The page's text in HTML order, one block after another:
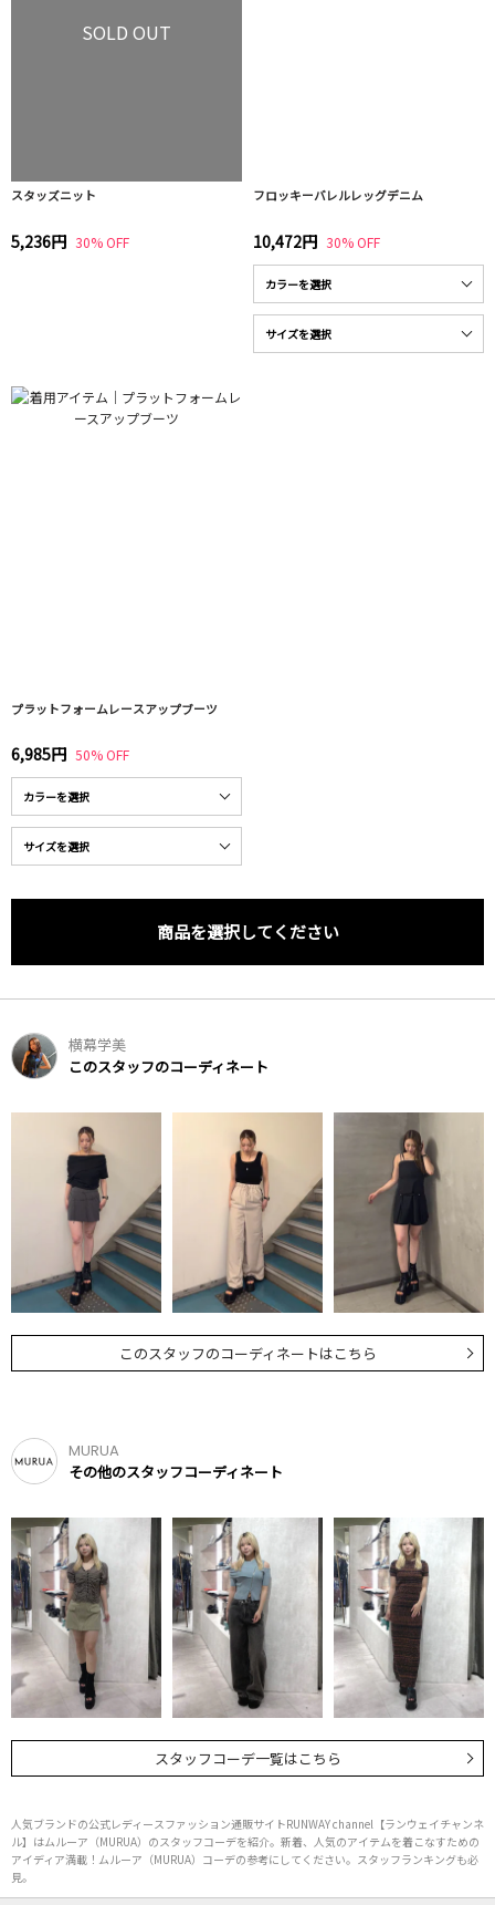
SOLD OUT
スタッズニット
5,236円 30% OFF
フロッキーバレルレッグデニム
10,472円 30% OFF
プラットフォームレースアップブーツ
6,985円 50% OFF
商品を選択してください
横幕学美
このスタッフのコーディネート
このスタッフのコーディネートはこちら
MURUA
その他のスタッフコーディネート
スタッフコーデ一覧はこちら
人気ブランドの公式レディースファッション通販サイトRUNWAY channel【ランウェイチャンネ
ル】はムルーア（MURUA）のスタッフコーデを紹介。新着、人気のアイテムを着こなすための
アイディア満載！ムルーア（MURUA）コーデの参考にしてください。スタッフランキングも必
見。